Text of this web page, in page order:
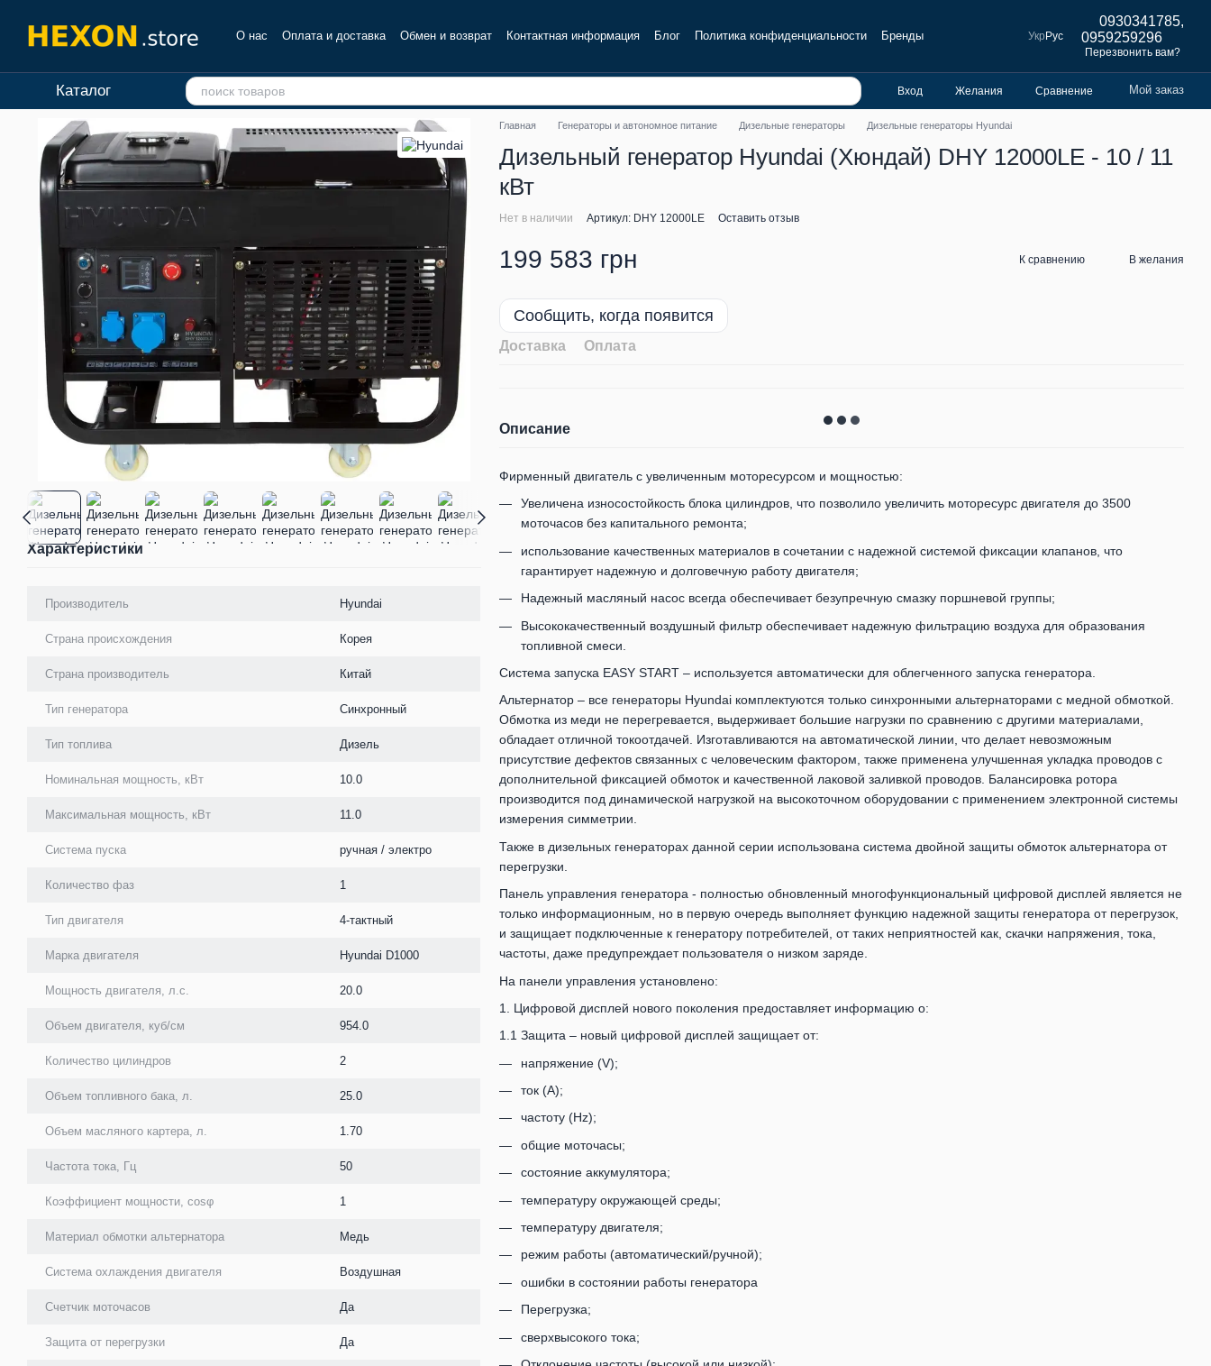
О нас Оплата и доставка Обмен и возврат Контактная информация Блог Политика конфиденциальности
Бренды
Укр Рус
0930341785,
0959259296
Перезвонить вам?
Каталог Вход Желания Сравнение Мой заказ
Характеристики
Производитель Hyundai
Страна происхождения Корея
Страна производитель Китай
Тип генератора Синхронный
Тип топлива Дизель
Номинальная мощность, кВт 10.0
Максимальная мощность, кВт 11.0
Система пуска ручная / электро
Количество фаз 1
Тип двигателя 4-тактный
Марка двигателя Hyundai D1000
Мощность двигателя, л.с. 20.0
Объем двигателя, куб/см 954.0
Количество цилиндров 2
Объем топливного бака, л. 25.0
Объем масляного картера, л. 1.70
Частота тока, Гц 50
Коэффициент мощности, cosφ 1
Материал обмотки альтернатора Медь
Система охлаждения двигателя Воздушная
Счетчик моточасов Да
Защита от перегрузки Да
Главная Генераторы и автономное питание Дизельные генераторы Дизельные генераторы Hyundai
Дизельный генератор Hyundai (Хюндай) DHY 12000LE - 10 / 11
кВт
Нет в наличии Артикул: DHY 12000LE Оставить отзыв
199 583 грн К сравнению В желания
Сообщить, когда появится
Доставка Оплата
Описание
Фирменный двигатель с увеличенным моторесурсом и мощностью:
Увеличена износостойкость блока цилиндров, что позволило увеличить моторесурс двигателя до 3500
моточасов без капитального ремонта;
использование качественных материалов в сочетании с надежной системой фиксации клапанов, что
гарантирует надежную и долговечную работу двигателя;
Надежный масляный насос всегда обеспечивает безупречную смазку поршневой группы;
Высококачественный воздушный фильтр обеспечивает надежную фильтрацию воздуха для образования
топливной смеси.
Система запуска EASY START – используется автоматически для облегченного запуска генератора.
Альтернатор – все генераторы Hyundai комплектуются только синхронными альтернаторами с медной обмоткой.
Обмотка из меди не перегревается, выдерживает большие нагрузки по сравнению с другими материалами,
обладает отличной токоотдачей. Изготавливаются на автоматической линии, что делает невозможным
присутствие дефектов связанных с человеческим фактором, также применена улучшенная укладка проводов с
дополнительной фиксацией обмоток и качественной лаковой заливкой проводов. Балансировка ротора
производится под динамической нагрузкой на высокоточном оборудовании с применением электронной системы
измерения симметрии.
Также в дизельных генераторах данной серии использована система двойной защиты обмоток альтернатора от
перегрузки.
Панель управления генератора - полностью обновленный многофункциональный цифровой дисплей является не
только информационным, но в первую очередь выполняет функцию надежной защиты генератора от перегрузок,
и защищает подключенные к генератору потребителей, от таких неприятностей как, скачки напряжения, тока,
частоты, даже предупреждает пользователя о низком заряде.
На панели управления установлено:
1. Цифровой дисплей нового поколения предоставляет информацию о:
1.1 Защита – новый цифровой дисплей защищает от:
напряжение (V);
ток (А);
частоту (Hz);
общие моточасы;
состояние аккумулятора;
температуру окружающей среды;
температуру двигателя;
режим работы (автоматический/ручной);
ошибки в состоянии работы генератора
Перегрузка;
сверхвысокого тока;